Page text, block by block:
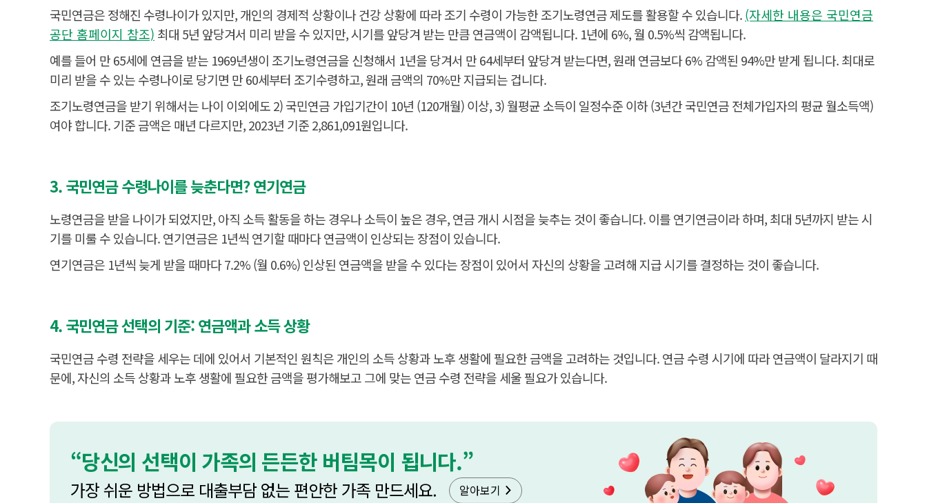
국민연금은 정해진 수령나이가 있지만, 개인의 경제적 상황이나 건강 상황에 따라 조기 수령이 가능한 조기노령연금 제도를 활용할 수 있습니다.(자세한 내용은 국민연금
공단 홈페이지 참조) 최대 5년 앞당겨서 미리 받을 수 있지만, 시기를 앞당겨 받는 만큼 연금액이 감액됩니다. 1년에 6%, 월 0.5%씩 감액됩니다.
예를 들어 만 65세에 연금을 받는 1969년생이 조기노령연금을 신청해서 1년을 당겨서 만 64세부터 앞당겨 받는다면, 원래 연금보다 6% 감액된 94%만 받게 됩니다. 최대로
미리 받을 수 있는 수령나이로 당기면 만 60세부터 조기수령하고, 원래 금액의 70%만 지급되는 겁니다.
조기노령연금을 받기 위해서는 나이 이외에도 2) 국민연금 가입기간이 10년 (120개월) 이상, 3) 월평균 소득이 일정수준 이하 (3년간 국민연금 전체가입자의 평균 월소득액)
여야 합니다. 기준 금액은 매년 다르지만, 2023년 기준 2,861,091원입니다.
3. 국민연금 수령나이를 늦춘다면? 연기연금
노령연금을 받을 나이가 되었지만, 아직 소득 활동을 하는 경우나 소득이 높은 경우, 연금 개시 시점을 늦추는 것이 좋습니다. 이를 연기연금이라 하며, 최대 5년까지 받는 시
기를 미룰 수 있습니다. 연기연금은 1년씩 연기할 때마다 연금액이 인상되는 장점이 있습니다.
연기연금은 1년씩 늦게 받을 때마다 7.2% (월 0.6%) 인상된 연금액을 받을 수 있다는 장점이 있어서 자신의 상황을 고려해 지급 시기를 결정하는 것이 좋습니다.
4. 국민연금 선택의 기준: 연금액과 소득 상황
국민연금 수령 전략을 세우는 데에 있어서 기본적인 원칙은 개인의 소득 상황과 노후 생활에 필요한 금액을 고려하는 것입니다. 연금 수령 시기에 따라 연금액이 달라지기 때
문에, 자신의 소득 상황과 노후 생활에 필요한 금액을 평가해보고 그에 맞는 연금 수령 전략을 세울 필요가 있습니다.
“당신의 선택이 가족의 든든한 버팀목이 됩니다.”
가장 쉬운 방법으로 대출부담 없는 편안한 가족 만드세요. 알아보기